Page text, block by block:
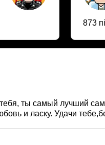
873
тебя, ты самый лучший
и ласку. Удачи